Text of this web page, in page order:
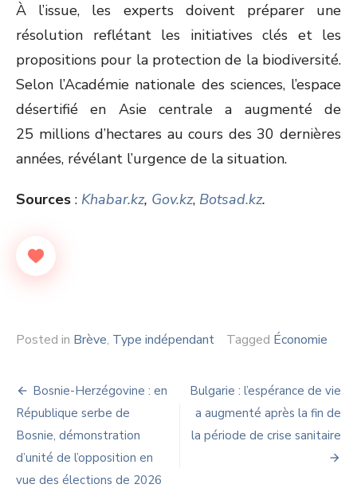
À l’issue, les experts doivent préparer une
résolution reflétant les initiatives clés et les
propositions pour la protection de la biodiversité.
Selon l’Académie nationale des sciences, l’espace
désertifié en Asie centrale a augmenté de
25 millions d’hectares au cours des 30 dernières
années, révélant l’urgence de la situation.
Sources : Khabar.kz, Gov.kz, Botsad.kz.
Posted in Brève, Type indépendant Tagged Économie
Navigation
de
l’article
Bosnie-Herzégovine : en
République serbe de
Bosnie, démonstration
d’unité de l’opposition en
vue des élections de 2026
Bulgarie : l’espérance de vie
a augmenté après la fin de
la période de crise sanitaire